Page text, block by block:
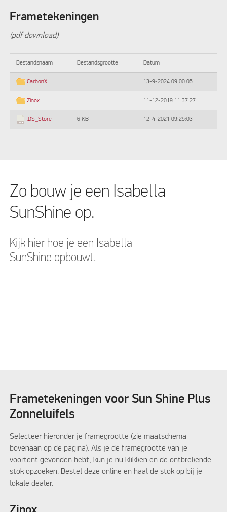
Frametekeningen
(pdf download)
Bestandsnaam Bestandsgrootte Datum
CarbonX 13-9-2024 09:00:05
Zinox 11-12-2019 11:37:27
.DS_Store 6 KB 12-4-2021 09:25:03
Zo bouw je een Isabella
SunShine op.
Kijk hier hoe je een Isabella
SunShine opbouwt.
Frametekeningen voor Sun Shine Plus
Zonneluifels
Selecteer hieronder je framegrootte (zie maatschema
bovenaan op de pagina). Als je de framegrootte van je
voortent gevonden hebt, kun je nu klikken en de ontbrekende
stok opzoeken. Bestel deze online en haal de stok op bij je
lokale dealer.